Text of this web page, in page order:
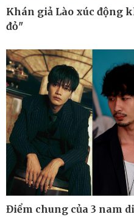
Thế giới
Cuộc sống đó đây
Hồ sơ
Khán giả Lào xúc động
đỏ"
Điểm chung của 3 nam